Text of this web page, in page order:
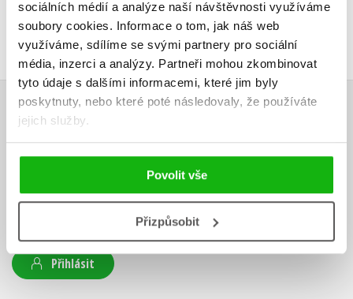
sociálních médií a analýze naší návštěvnosti využíváme
soubory cookies. Informace o tom, jak náš web
využíváme, sdílíme se svými partnery pro sociální
média, inzerci a analýzy. Partneři mohou zkombinovat
tyto údaje s dalšími informacemi, které jim byly
poskytnuty, nebo které poté následovaly, že používáte
jejich služby.
Povolit vše
Přizpůsobit
HODNOCENÍ ČTENÁŘŮ
V současné době nejsou vytvořena žádná uživatelská hodnocení.
Vaše hodnocení
Uživatelskou recenzi mohou vkládat pouze registrovaní uživatelé
Přihlásit